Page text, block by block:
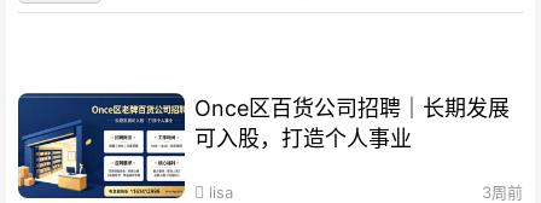
Once区百货公司招聘｜长期发展
可入股，打造个人事业
lisa 3周前